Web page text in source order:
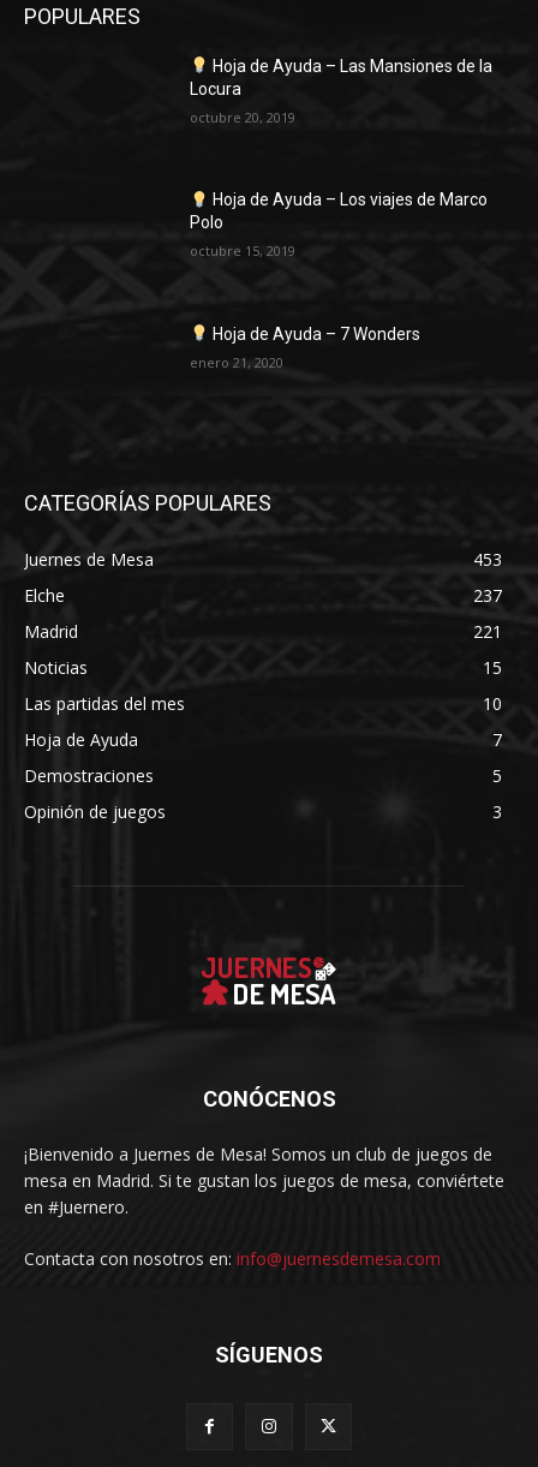
POPULARES
Hoja de Ayuda – Las Mansiones de la
Locura
octubre 20, 2019
Hoja de Ayuda – Los viajes de Marco
Polo
octubre 15, 2019
Hoja de Ayuda – 7 Wonders
enero 21, 2020
CATEGORÍAS POPULARES
Juernes de Mesa
453
Elche
237
Madrid
221
Noticias
15
Las partidas del mes
10
Hoja de Ayuda
7
Demostraciones
5
Opinión de juegos
3
CONÓCENOS
¡Bienvenido a Juernes de Mesa! Somos un club de juegos de
mesa en Madrid. Si te gustan los juegos de mesa, conviértete
en #Juernero.
Contacta con nosotros en: info@juernesdemesa.com
SÍGUENOS